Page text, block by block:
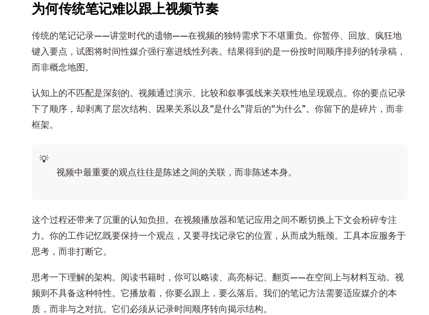
为何传统笔记难以跟上视频节奏
传统的笔记记录——讲堂时代的遗物——在视频的独特需求下不堪重负。你暂停、回放、疯狂地
键入要点，试图将时间性媒介强行塞进线性列表。结果得到的是一份按时间顺序排列的转录稿，
而非概念地图。
认知上的不匹配是深刻的。视频通过演示、比较和叙事弧线来关联性地呈现观点。你的要点记录
下了顺序，却剥离了层次结构、因果关系以及“是什么”背后的“为什么”。你留下的是碎片，而非
框架。
视频中最重要的观点往往是陈述之间的关联，而非陈述本身。
这个过程还带来了沉重的认知负担。在视频播放器和笔记应用之间不断切换上下文会粉碎专注
力。你的工作记忆既要保持一个观点，又要寻找记录它的位置，从而成为瓶颈。工具本应服务于
思考，而非打断它。
思考一下理解的架构。阅读书籍时，你可以略读、高亮标记、翻页——在空间上与材料互动。视
频则不具备这种特性。它播放着，你要么跟上，要么落后。我们的笔记方法需要适应媒介的本
质，而非与之对抗。它们必须从记录时间顺序转向揭示结构。